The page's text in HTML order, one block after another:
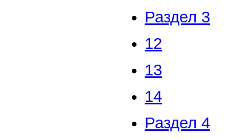
Раздел 3
12
13
14
Раздел 4